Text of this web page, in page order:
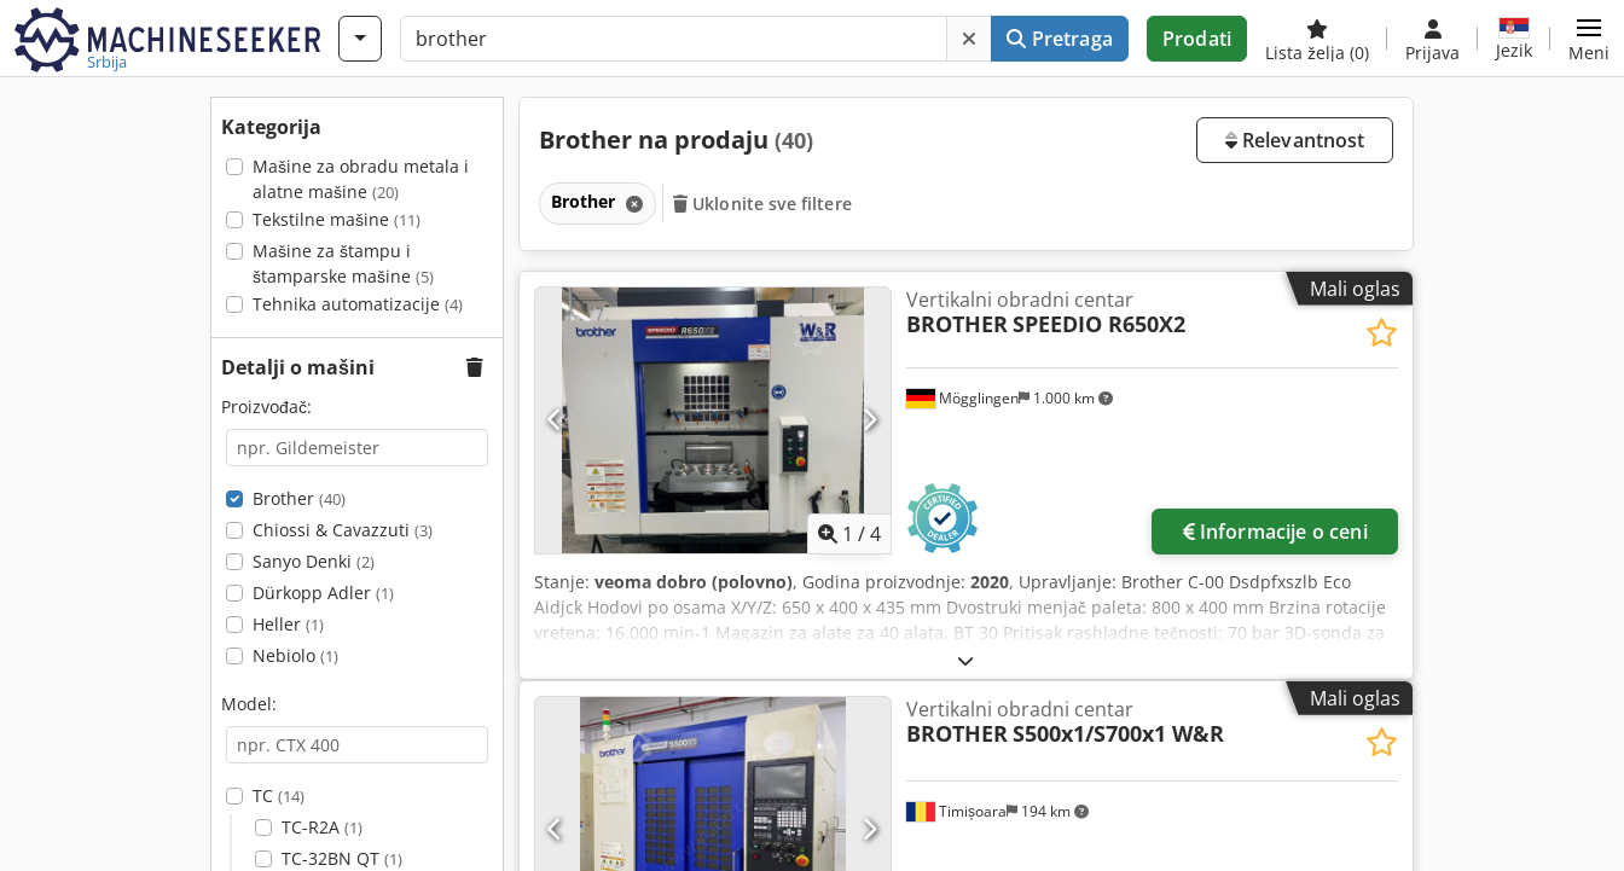
Srbija
Pretraga Prodati
Lista želja (0) Prijava Jezik Meni
Kategorija
Mašine za obradu metala i
alatne mašine (20)
Tekstilne mašine (11)
Mašine za štampu i
štamparske mašine (5)
Tehnika automatizacije (4)
Detalji o mašini
Proizvođač:
Brother (40)
Chiossi & Cavazzuti (3)
Sanyo Denki (2)
Dürkopp Adler (1)
Heller (1)
Nebiolo (1)
Model:
TC (14)
TC-R2A (1)
TC-32BN QT (1)
Brother na prodaju (40) Relevantnost
Brother Uklonite sve filtere
Mali oglas
1 /4
Mögglingen 1.000 km
Vertikalni obradni centar
BROTHER SPEEDIO R650X2
Informacije o ceni
Stanje: veoma dobro (polovno), Godina proizvodnje: 2020, Upravljanje: Brother C-00 Dsdpfxszlb Eco
Aidjck Hodovi po osama X/Y/Z: 650 x 400 x 435 mm Dvostruki menjač paleta: 800 x 400 mm Brzina rotacije
vretena: 16.000 min-1 Magazin za alate za 40 alata, BT 30 Pritisak rashladne tečnosti: 70 bar 3D-sonda za
merenje: OMP 40 Elektronsko ručno kolo Transportni sistem za strugotine
Mali oglas
Timișoara 194 km
Vertikalni obradni centar
BROTHER S500x1/S700x1 W&R